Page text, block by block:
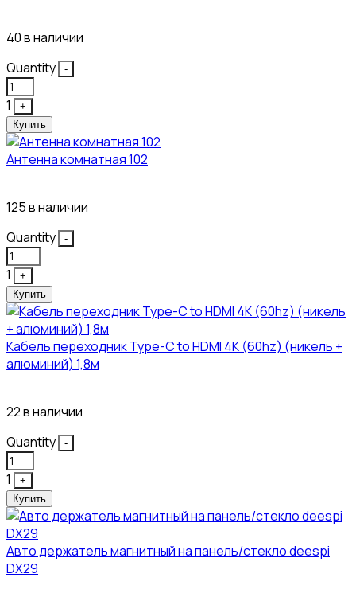
40 в наличии
Quantity
-
1
+
Купить
Антенна комнатная 102
125 в наличии
Quantity
-
1
+
Купить
Кабель переходник Type-C to HDMI 4K (60hz) (никель +
алюминий) 1,8м
22 в наличии
Quantity
-
1
+
Купить
Авто держатель магнитный на панель/стекло deespi
DX29